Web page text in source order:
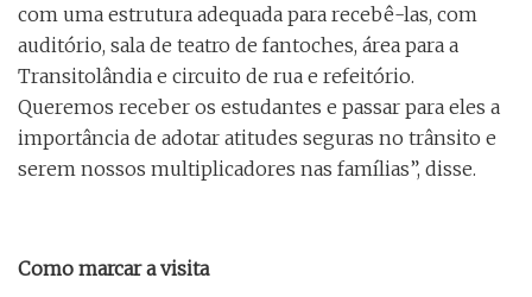
com uma estrutura adequada para recebê-las, com
auditório, sala de teatro de fantoches, área para a
Transitolândia e circuito de rua e refeitório.
Queremos receber os estudantes e passar para eles a
importância de adotar atitudes seguras no trânsito e
serem nossos multiplicadores nas famílias”, disse.
Como marcar a visita